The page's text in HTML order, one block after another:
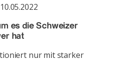
10.05.2022
es die Schweizer
hat
nur mit starker